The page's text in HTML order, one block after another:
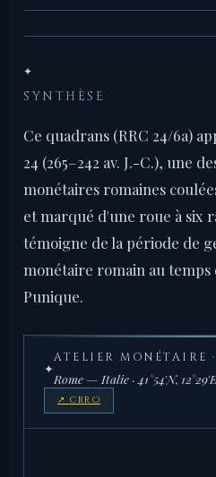
✦
SYNTHÈSE
Ce quadrans (RRC 24/6a)
24 (265–242 av. J.-C.), une
monétaires romaines
et marqué d'une roue à six
témoigne de la période de
monétaire romain au
Punique.
✦
ATELIER MONÉTAIRE
Rome — Italie · 41°54'N, 12°29'E
↗ CRRO